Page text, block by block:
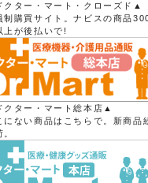
クター・マート・クローズド▲
制購買サイト。ナビスの商品
上が後払いで!
クター・マート総本店▲
にない商品はこちらで。新商品
。